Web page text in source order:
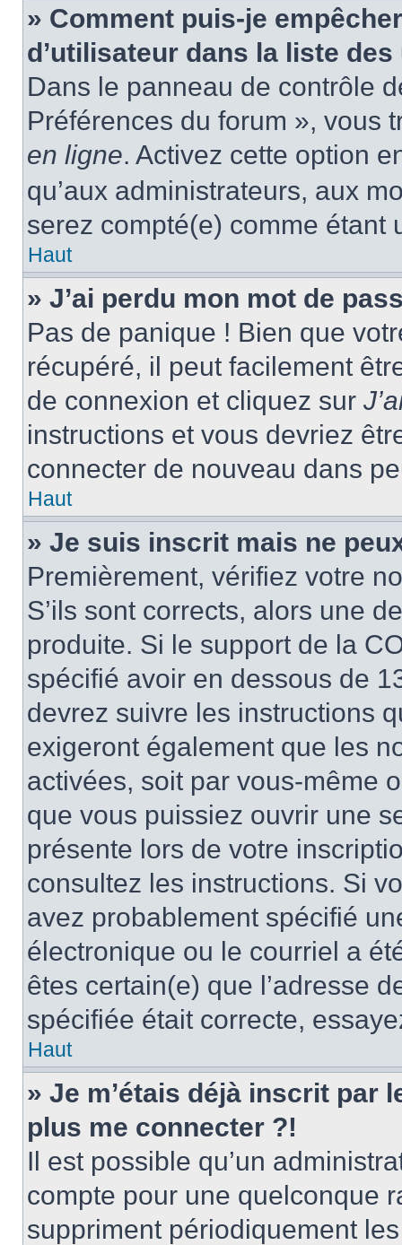
» Comment puis-je
d’utilisateur dans la liste
Dans le panneau de contrôle
Préférences du forum », vous
en ligne. Activez cette option
qu’aux administrateurs, aux
serez compté(e) comme étant
Haut
» J’ai perdu mon mot de
Pas de panique ! Bien que
récupéré, il peut facilement
de connexion et cliquez sur
instructions et vous devriez
connecter de nouveau dans
Haut
» Je suis inscrit mais ne
Premièrement, vérifiez votre
S’ils sont corrects, alors une
produite. Si le support de la
spécifié avoir en dessous de
devrez suivre les instructions
exigeront également que les
activées, soit par vous-même
que vous puissiez ouvrir une
présente lors de votre
consultez les instructions. Si
avez probablement spécifié
électronique ou le courriel a
êtes certain(e) que l’adresse
spécifiée était correcte,
Haut
» Je m’étais déjà inscrit par
plus me connecter ?!
Il est possible qu’un
compte pour une quelconque
suppriment périodiquement